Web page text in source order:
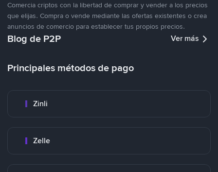
Comercia criptos con la libertad de comprar y vender a los precios
que elijas. Compra o vende mediante las ofertas existentes o crea
anuncios de comercio para establecer tus propios precios.
Blog de P2P Ver más
Principales métodos de pago
Zinli
Zelle